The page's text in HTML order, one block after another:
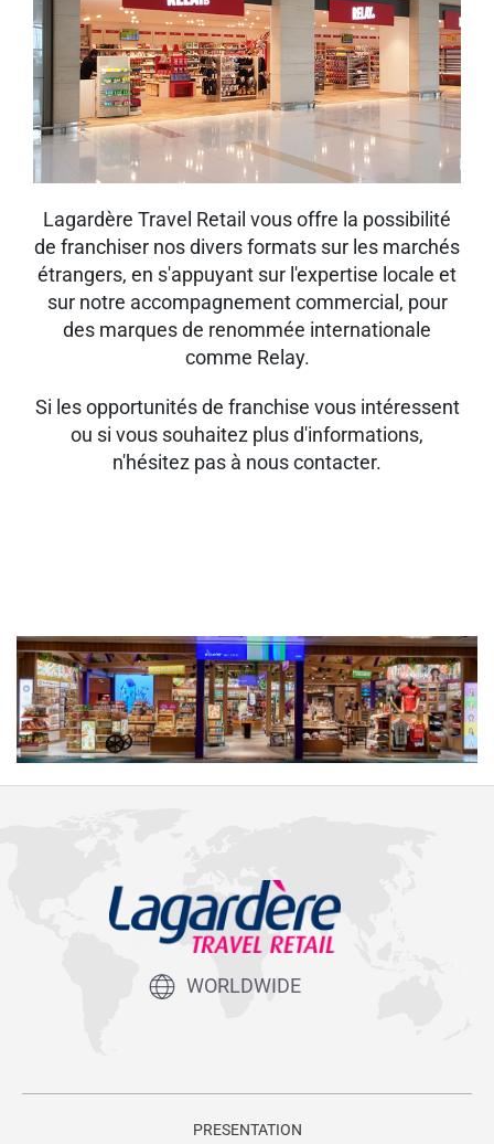
Lagardère Travel Retail vous offre la possibilité
de franchiser nos divers formats sur les marchés
étrangers, en s'appuyant sur l'expertise locale et
sur notre accompagnement commercial, pour
des marques de renommée internationale
comme Relay.
Si les opportunités de franchise vous intéressent
ou si vous souhaitez plus d'informations,
n'hésitez pas à nous contacter.
WORLDWIDE
PRESENTATION